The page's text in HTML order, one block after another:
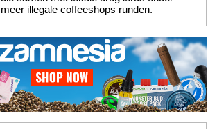
meer illegale coffeeshops runden.